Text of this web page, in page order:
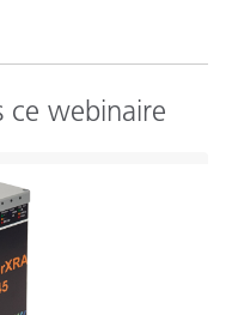
ce webinaire